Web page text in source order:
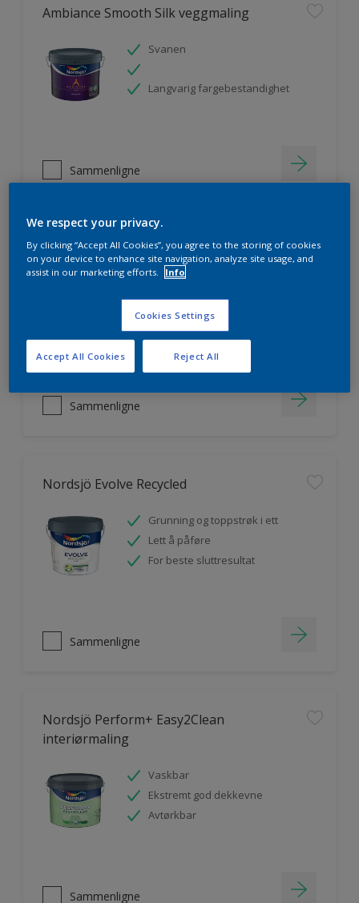
Ambiance Smooth Silk veggmaling
Svanen
Langvarig fargebestandighet
Sammenligne
Nordsjö Original Natural Matt Interior
UV-skydd
Sammenligne
Nordsjö Evolve Recycled
Grunning og toppstrøk i ett
Lett å påføre
For beste sluttresultat
Sammenligne
Nordsjö Perform+ Easy2Clean
interiørmaling
Vaskbar
Ekstremt god dekkevne
Avtørkbar
Sammenligne
We respect your privacy.
By clicking “Accept All Cookies”, you agree to the storing of cookies
on your device to enhance site navigation, analyze site usage, and
assist in our marketing efforts.
Info
Cookies Settings
Reject All
Accept All Cookies